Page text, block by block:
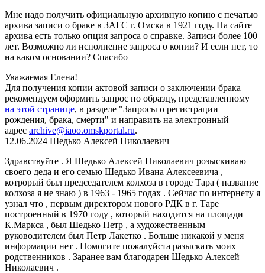
Мне надо получить официальную архивную копию с печатью
архива записи о браке в ЗАГС г. Омска в 1921 году. На сайте
архива есть только опция запроса о справке. Записи более 100
лет. Возможно ли исполнение запроса о копии? И если нет, то
на каком основании? Спасибо
Уважаемая Елена!
Для получения копии актовой записи о заключении брака
рекомендуем оформить запрос по образцу, представленному
на этой странице, в разделе "Запросы о регистрации
рождения, брака, смерти" и направить на электронный
адрес archive@iaoo.omskportal.ru.
12.06.2024 Шедько Алексей Николаевич
Здравствуйте . Я Шедько Алексей Николаевич розыскиваю
своего деда и его семью Шедько Ивана Алексеевича ,
котрорый был председателем колхоза в городе Тара ( название
колхоза я не знаю ) в 1963 - 1965 годах . Сейчас по интернету я
узнал что , первым директором нового РДК в г. Таре
построенный в 1970 году , который находится на площади
К.Маркса , был Шедько Петр , а художественным
руководителем был Петр Лакетко . Больше никакой у меня
информации нет . Помогите пожалуйста разыскать моих
родственников . Заранее вам благодарен Шедько Алексей
Николаевич .